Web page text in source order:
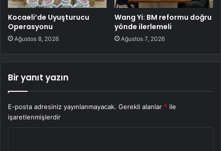
Kocaeli’de Uyuşturucu
Operasyonu
Ağustos 8, 2026
Wang Yi: BM reformu doğru
yönde ilerlemeli
Ağustos 7, 2026
Bir yanıt yazın
E-posta adresiniz yayınlanmayacak. Gerekli alanlar * ile
işaretlenmişlerdir